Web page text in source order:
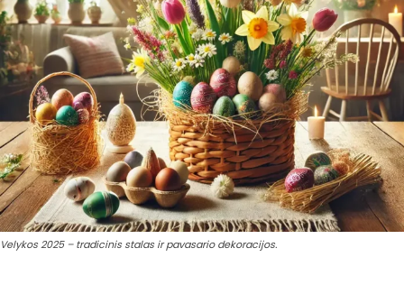
Velykos 2025 – tradicinis stalas ir pavasario dekoracijos.